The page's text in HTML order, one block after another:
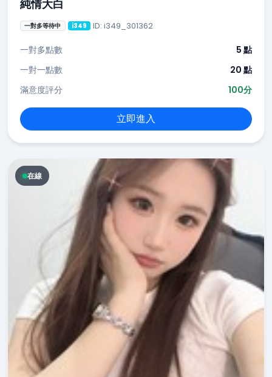
純情大白
一對多等待中 i349 ID: i349_301362
一對多點數
5 點
一對一點數
20 點
滿意度評分
100分
立即進入
在線